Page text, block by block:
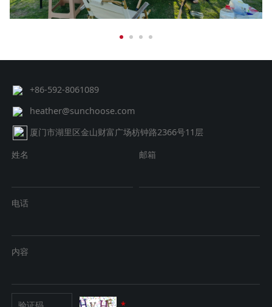
+86-592-8061089
heather@sunchoose.com
厦门市湖里区金山财富广场枋钟路2366号11层
姓名
邮箱
电话
内容